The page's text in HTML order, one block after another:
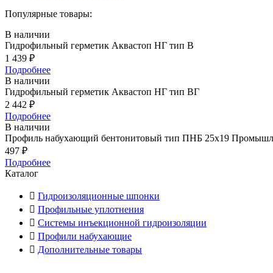
Популярные товары:
В наличии
Гидрофильный герметик Аквастоп НГ тип В
1 439 ₽
Подробнее
В наличии
Гидрофильный герметик Аквастоп НГ тип ВГ
2 442 ₽
Подробнее
В наличии
Профиль набухающий бентонитовый тип ПНБ 25х19
497 ₽
Подробнее
Каталог
Гидроизоляционные шпонки
Профильные уплотнения
Системы инъекционной гидроизоляции
Профили набухающие
Дополнительные товары